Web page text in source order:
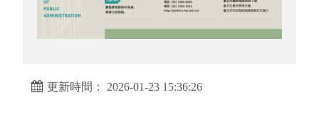
更新時間： 2026-01-23 15:36:26